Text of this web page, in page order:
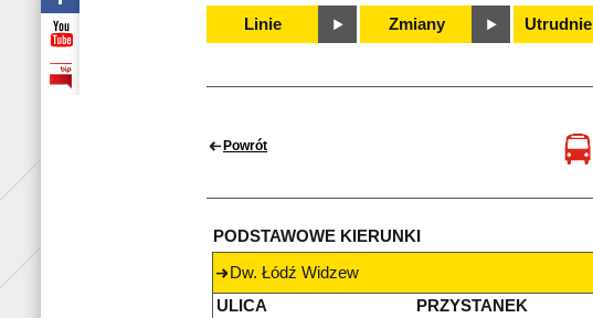
Linie Zmiany
Powrót
PODSTAWOWE KIERUNKI
Dw. Łódź Widzew
ULICA
PRZYSTANEK